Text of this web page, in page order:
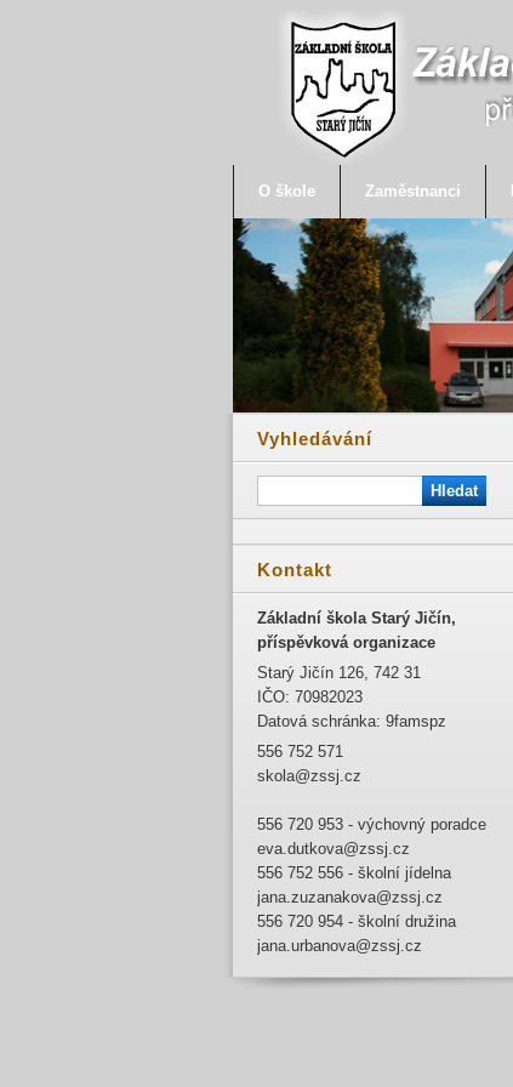
Vyhledávání
Kontakt
Základní škola Starý Jičín,
příspěvková organizace
Starý Jičín 126, 742 31
IČO: 70982023
Datová schránka: 9famspz
556 752 571
skola@zssj.cz
556 720 953 - výchovný poradce
eva.dutkova@zssj.cz
556 752 556 - školní jídelna
jana.zuzanakova@zssj.cz
556 720 954 - školní družina
jana.urbanova@zssj.cz
O škole Zaměstnanci